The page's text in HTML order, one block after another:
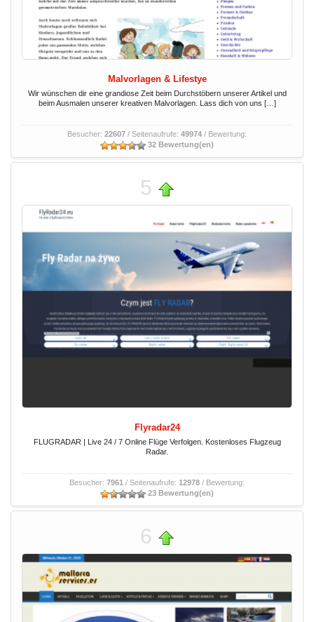
Malvorlagen & Lifestye
Wir wünschen dir eine grandiose Zeit beim Durchstöbern unserer Artikel und
beim Ausmalen unserer kreativen Malvorlagen. Lass dich von uns […]
Besucher: 22607 / Seitenaufrufe: 49974 / Bewertung:
32 Bewertung(en)
5
Flyradar24
FLUGRADAR | Live 24 / 7 Online Flüge Verfolgen. Kostenloses Flugzeug
Radar.
Besucher: 7961 / Seitenaufrufe: 12978 / Bewertung:
23 Bewertung(en)
6